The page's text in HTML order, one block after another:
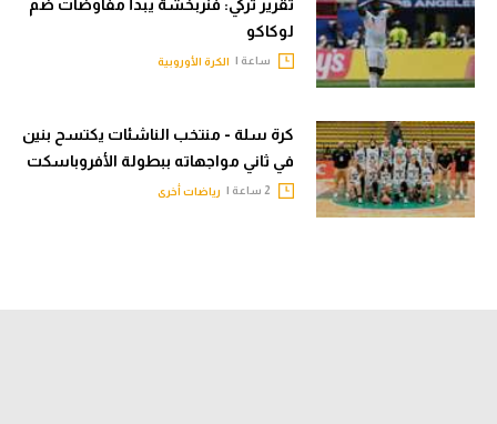
تقرير تركي: فنربخشة يبدأ مفاوضات ضم
لوكاكو
ساعة | الكرة الأوروبية
كرة سلة - منتخب الناشئات يكتسح بنين
في ثاني مواجهاته ببطولة الأفروباسكت
رياضات أخرى